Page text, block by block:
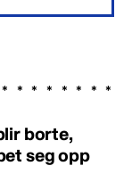
borte,
seg opp